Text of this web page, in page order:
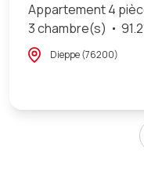
Appartement 4
3 chambre(s)
Dieppe (76200)